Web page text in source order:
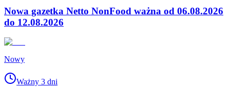
Nowa gazetka Netto NonFood ważna od 06.08.2026
do 12.08.2026
Nowy
Ważny 3 dni